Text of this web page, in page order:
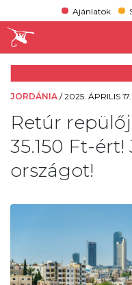
Ajánlatok
JORDÁNIA /2025. ÁPRILIS
Retúr
35.150 Ft-
országot!